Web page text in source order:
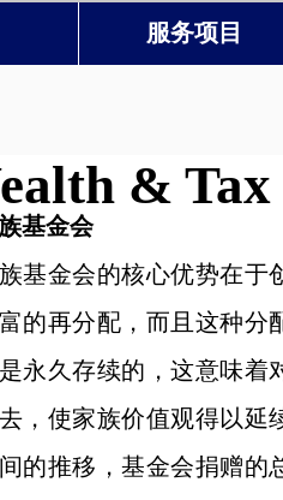
服务项目
& Tax
基金会
基金会的核心优势在于
的再分配，而且这种分
永久存续的，这意味着
，使家族价值观得以延
的推移，基金会捐赠的
& Tax